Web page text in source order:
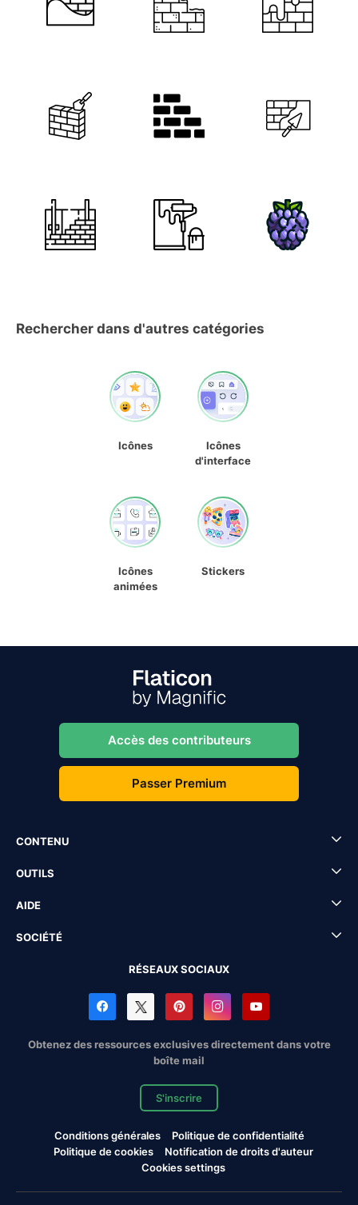
Rechercher dans d'autres catégories
Icônes
Icônes
d'interface
Icônes
animées
Stickers
Accès des contributeurs
Passer Premium
CONTENU
OUTILS
AIDE
SOCIÉTÉ
RÉSEAUX SOCIAUX
Obtenez des ressources exclusives directement dans votre
boîte mail
S'inscrire
Conditions générales
Politique de confidentialité
Politique de cookies
Notification de droits d'auteur
Cookies settings